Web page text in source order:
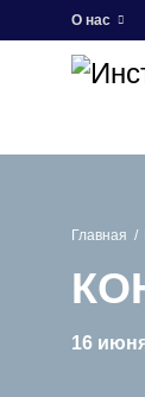
О нас
Главная
16